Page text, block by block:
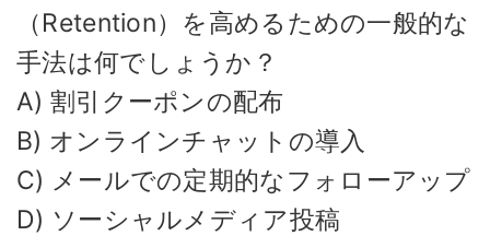
（Retention）を高めるための一般的な
手法は何でしょうか？
A) 割引クーポンの配布
B) オンラインチャットの導入
C) メールでの定期的なフォローアップ
D) ソーシャルメディア投稿